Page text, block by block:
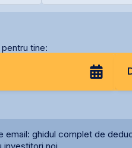
tine:
email: ghidul complet de